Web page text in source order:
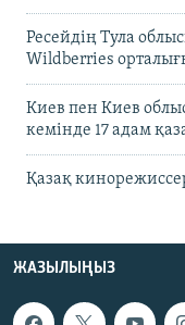
Ресейдің Тула
Wildberries
Киев пен Киев
кемінде 17 адам
Қазақ
ЖАЗЫЛЫҢЫЗ